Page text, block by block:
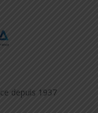
depuis 1937